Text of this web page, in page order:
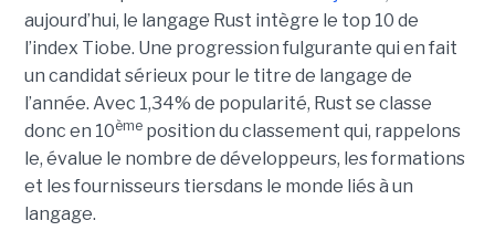
aujourd’hui, le langage Rust intègre le top 10 de
l’index Tiobe. Une progression fulgurante qui en fait
un candidat sérieux pour le titre de langage de
l’année. Avec 1,34% de popularité, Rust se classe
donc en 10èmeposition du classement qui, rappelons
le, évalue le nombre de développeurs, les formations
et les fournisseurs tiersdans le monde liés à un
langage.